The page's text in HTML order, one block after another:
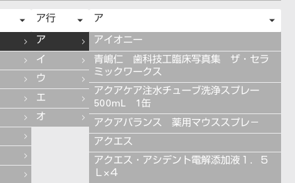
ア行
ア
イ
ウ
エ
オ
ア
アイオニー
青嶋仁 歯科技工臨床写真集 ザ・セラ
ミックワークス
アクアケア注水チューブ洗浄スプレー
500mL 1缶
アクアバランス 薬用マウススプレ－
アクエス
アクエス・アシデント電解添加液１．５
Ｌ×４